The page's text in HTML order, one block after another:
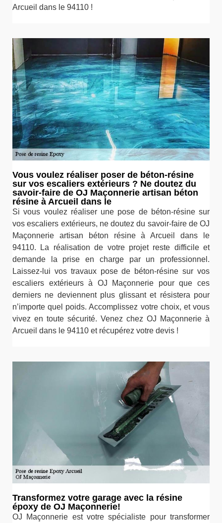
Arcueil dans le 94110 !
Vous voulez réaliser poser de béton-résine
sur vos escaliers extérieurs ? Ne doutez du
savoir-faire de OJ Maçonnerie artisan béton
résine à Arcueil dans le
Si vous voulez réaliser une pose de béton-résine sur
vos escaliers extérieurs, ne doutez du savoir-faire de OJ
Maçonnerie artisan béton résine à Arcueil dans le
94110. La réalisation de votre projet reste difficile et
demande la prise en charge par un professionnel.
Laissez-lui vos travaux pose de béton-résine sur vos
escaliers extérieurs à OJ Maçonnerie pour que ces
derniers ne deviennent plus glissant et résistera pour
n’importe quel poids. Accomplissez votre choix, et vous
vivez en toute sécurité. Venez chez OJ Maçonnerie à
Arcueil dans le 94110 et récupérez votre devis !
Transformez votre garage avec la résine
époxy de OJ Maçonnerie!
OJ Maçonnerie est votre spécialiste pour transformer